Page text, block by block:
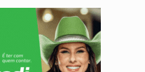
testa inovações no combate a drones durante
Em Itapuã do Oeste, CINEMAZÔNIA leva cinema
de Rondônia terá sábado (8) de calor